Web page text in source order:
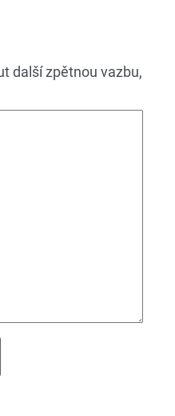
další zpětnou vazbu,